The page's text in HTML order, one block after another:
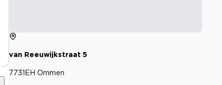
van Reeuwijkstraat 5
7731EH Ommen